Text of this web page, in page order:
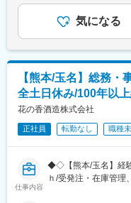
ン、バスルーム、洗
等の幅広い業務に至
す。
・BtoBであるものの
喜びの声をダイレク
・素材の研究・開発
理石のキッチン・バ
の営業として自信を
やりがいです。
＜＜女性が長く活躍
給：年1回（6月）■
り、選考を通じて上
当を含めた表記です
気になる
【熊本/玉名】総務
全土日休み/100年以
花の香酒造株式会社
正社員 転勤なし 職種
仕事内容
◆◇【熊本/玉名】経
ｈ/受発注・在庫管理